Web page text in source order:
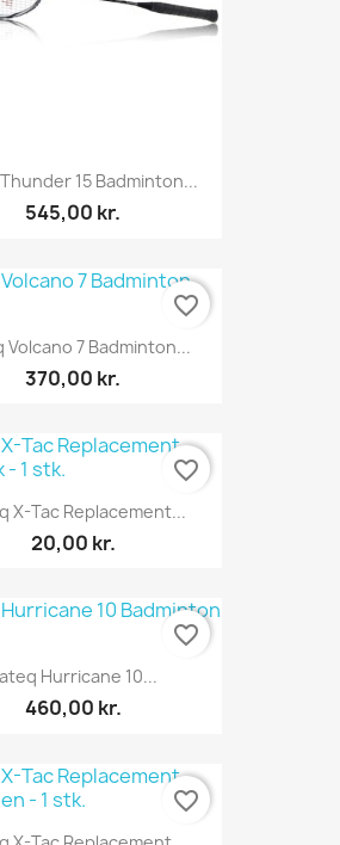
15 Badminton...
545,00 kr.
Volcano 7 Badminton...
370,00 kr.
favorite_border
X-Tac Replacement...
20,00 kr.
favorite_border
Hurricane 10...
460,00 kr.
favorite_border
favorite_border